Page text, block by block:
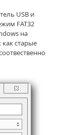
USB и
FAT32
на
старые